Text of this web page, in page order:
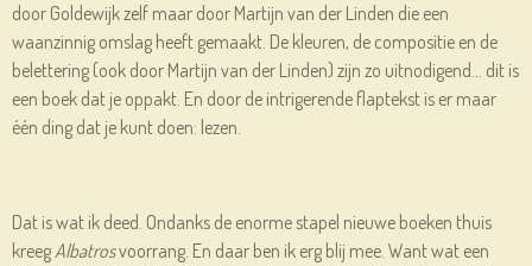
door Goldewijk zelf maar door Martijn van der Linden die een
waanzinnig omslag heeft gemaakt. De kleuren, de compositie en de
belettering (ook door Martijn van der Linden) zijn zo uitnodigend… dit is
een boek dat je oppakt. En door de intrigerende flaptekst is er maar
één ding dat je kunt doen: lezen.
Dat is wat ik deed. Ondanks de enorme stapel nieuwe boeken thuis
kreegAlbatrosvoorrang. En daar ben ik erg blij mee. Want wat een